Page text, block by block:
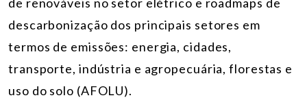
descarbonização dos principais setores em
termos de emissões: energia, cidades,
transporte, indústria e agropecuária, florestas e
uso do solo (AFOLU).